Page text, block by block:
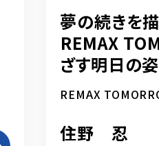
夢の続きを
――REMAX
ざす明日の姿
REMAX
住野 忍